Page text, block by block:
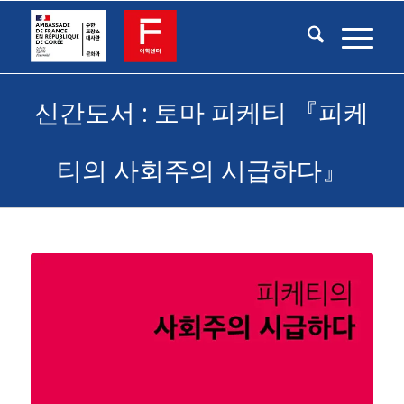
신간도서 : 토마 피케티 『피케
티의 사회주의 시급하다』